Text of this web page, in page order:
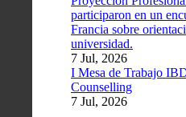
participaron en un
Francia sobre
universidad.
7 Jul, 2026
I Mesa de Trabajo
Counselling
7 Jul, 2026